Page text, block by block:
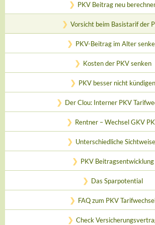
PKV Beitrag neu
Vorsicht beim Basistarif der
PKV-Beitrag im Alter
Kosten der PKV senken
PKV besser nicht kündigen
Der Clou: Interner PKV
Rentner – Wechsel GKV
Unterschiedliche
PKV Beitragsentwicklung
Das Sparpotential
FAQ zum PKV
Check